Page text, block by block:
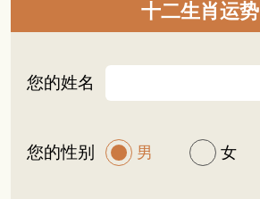
十二生肖运势
您的姓名
您的性别 男 女